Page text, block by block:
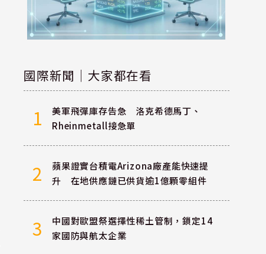
國際新聞｜大家都在看
1
美軍飛彈庫存告急 洛克希德馬丁、
Rheinmetall接急單
2
蘋果證實台積電Arizona廠產能快速提
升 在地供應鏈已供貨逾1億顆零組件
3
中國對歐盟祭選擇性稀土管制，鎖定14
家國防與航太企業